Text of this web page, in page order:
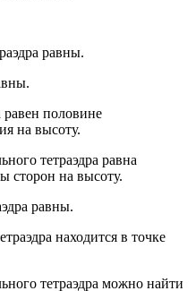
равны.
равен половине
на высоту.
тетраэдра равна
сторон на высоту.
равны.
находится в точке
тетраэдра можно найти